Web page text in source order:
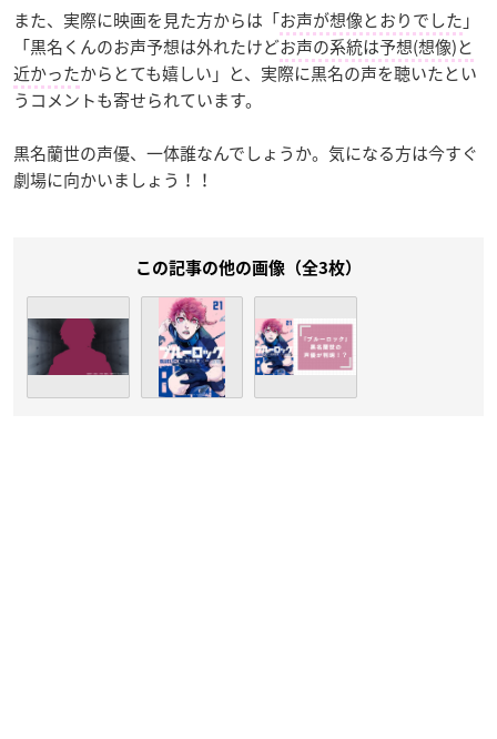
また、実際に映画を見た方からは「お声が想像とおりでした 」
「黒名くんのお声予想は外れたけどお声の系統は予想(想像)と
近かったからとても嬉しい」と、実際に黒名の声を聴いたとい
うコメントも寄せられています。
黒名蘭世の声優、一体誰なんでしょうか。気になる方は今すぐ
劇場に向かいましょう！！
この記事の他の画像（全3枚）